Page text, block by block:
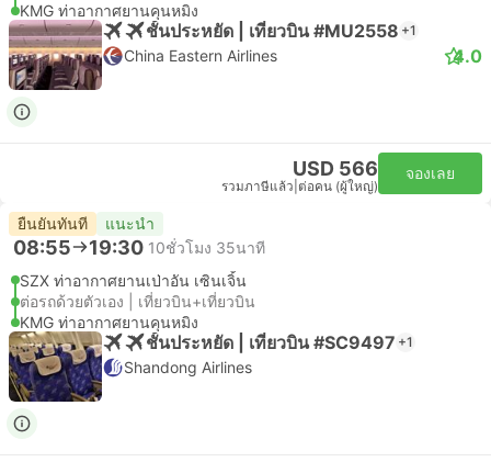
KMG ท่าอากาศยานคุนหมิง
ชั้นประหยัด | เที่ยวบิน #MU2558 +1
China Eastern Airlines 4.0
USD 566
รวมภาษีแล้ว ต่อคน (ผู้ใหญ่)
จองเลย
ยืนยันทันที แนะนำ
08:55 19:30 10ชั่วโมง 35นาที
SZX ท่าอากาศยานเป่าอัน เซินเจิ้น
ต่อรถด้วยตัวเอง | เที่ยวบิน+เที่ยวบิน
KMG ท่าอากาศยานคุนหมิง
ชั้นประหยัด | เที่ยวบิน #SC9497 +1
Shandong Airlines